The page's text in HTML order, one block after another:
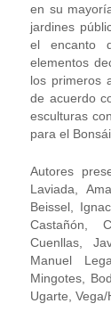
en su
jardines
el encanto
elementos
los primeros
de acuerdo
esculturas
para el Bonsái.
Autores
Laviada,
Beissel,
Castañón,
Cuenllas,
Manuel
Mingotes,
Ugarte, Vega/